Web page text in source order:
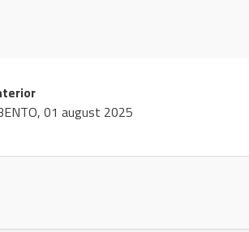
01 august 2025